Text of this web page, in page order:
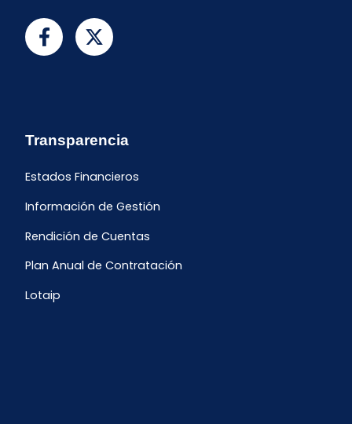
Transparencia
Estados Financieros
Información de Gestión
Rendición de Cuentas
Plan Anual de Contratación
Lotaip